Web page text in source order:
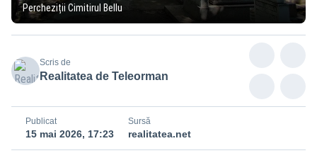
Percheziții Cimitirul Bellu
Scris de
Realitatea de Teleorman
Publicat
15 mai 2026, 17:23
Sursă
realitatea.net